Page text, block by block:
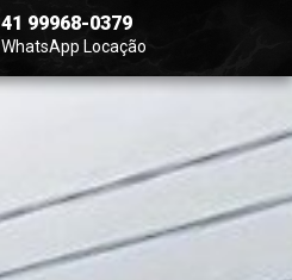
41 99968-0379
WhatsApp Locação